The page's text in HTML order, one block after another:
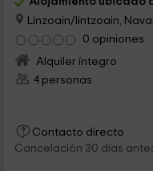
Linzoain/lintzoain,
0 opiniones
Alquiler íntegro
4 personas
Contacto directo
Cancelación 30 días